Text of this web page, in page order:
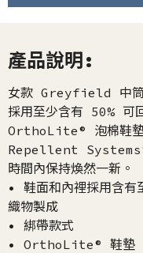
產品說明:
女款 Greyfield 中筒
採用至少含有 50% 可
OrthoLite® 泡棉鞋墊
Repellent Systems®
時間內保持煥然一新。
• 鞋面和內裡採用含
織物製成
• 綁帶款式
• OrthoLite® 鞋墊